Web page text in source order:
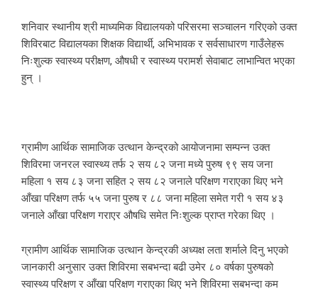
शनिवार स्थानीय श्री माध्यमिक विद्यालयको परिसरमा सञ्चालन गरिएको उक्त
शिविरबाट विद्यालयका शिक्षक विद्यार्थी, अभिभावक र सर्वसाधारण गाउँलेहरू
निःशुल्क स्वास्थ्य परीक्षण, औषधी र स्वास्थ्य परामर्श सेवाबाट लाभान्वित भएका
हुन् ।
ग्रामीण आर्थिक सामाजिक उत्थान केन्द्रको आयोजनामा सम्पन्न उक्त
शिविरमा जनरल स्वास्थ्य तर्फ २ सय ८२ जना मध्ये पुरुष ९९ सय जना
महिला १ सय ८३ जना सहित २ सय ८२ जनाले परिक्षण गराएका थिए भने
आँखा परिक्षण तर्फ ५५ जना पुरुष र ८८ जना महिला समेत गरी १ सय ४३
जनाले आँखा परिक्षण गराएर औषधि समेत निःशुल्क प्राप्त गरेका थिए ।
ग्रामीण आर्थिक सामाजिक उत्थान केन्द्रकी अध्यक्ष लता शर्माले दिनु भएको
जानकारी अनुसार उक्त शिविरमा सबभन्दा बढी उमेर ८० वर्षका पुरुषको
स्वास्थ्य परिक्षण र आँखा परिक्षण गराएका थिए भने शिविरमा सबभन्दा कम